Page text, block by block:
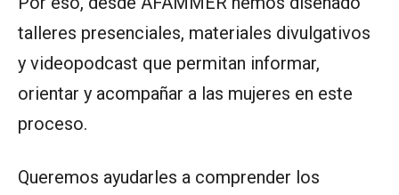
talleres presenciales, materiales divulgativos
y videopodcast que permitan informar,
orientar y acompañar a las mujeres en este
proceso.
Queremos ayudarles a comprender los